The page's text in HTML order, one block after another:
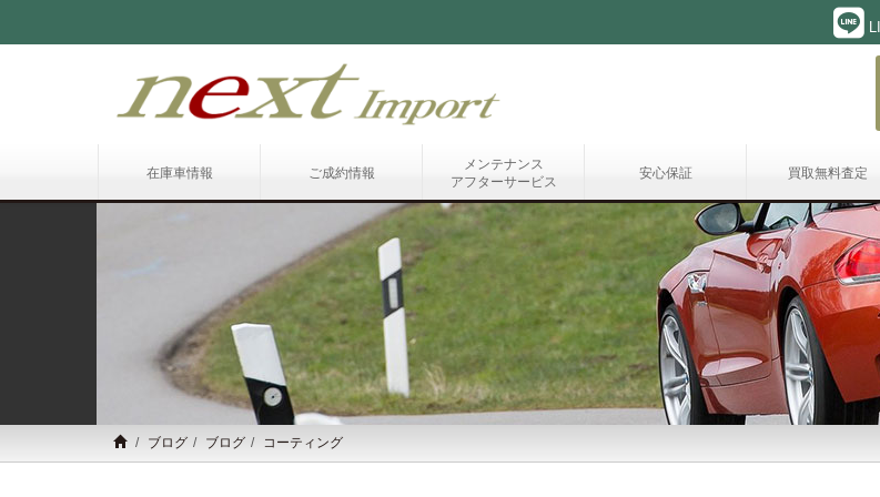
在庫車情報 ご成約情報
メンテナンス
アフターサービス
安心保証 買取無料査定
ブログ ブログ コーティング